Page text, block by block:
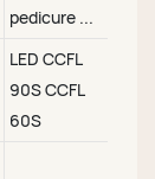
pedicure ...
LED CCFL
90S CCFL
60S